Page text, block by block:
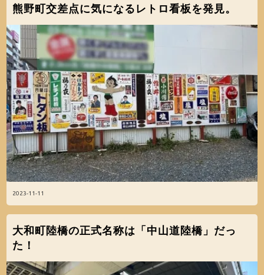
2023-11-11
熊野町交差点に気になるレトロ看板を発見。
大和町陸橋の正式名称は「中山道陸橋」だっ
た！